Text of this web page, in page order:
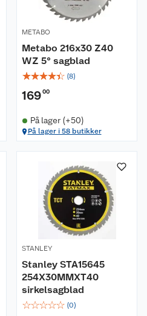
METABO
Metabo 216x30 Z40
WZ 5° sagblad
☆☆☆☆☆ (8)
16900
På lager (+50)
På lager i 58 butikker
STANLEY
Stanley STA15645
254X30MMXT40
sirkelsagblad
☆☆☆☆☆ (0)